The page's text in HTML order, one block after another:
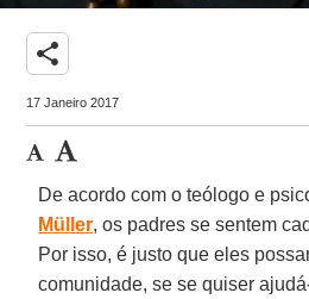
share
17 Janeiro 2017
De acordo com o teólogo e
Müller, os padres se sentem
Por isso, é justo que eles
comunidade, se se quiser